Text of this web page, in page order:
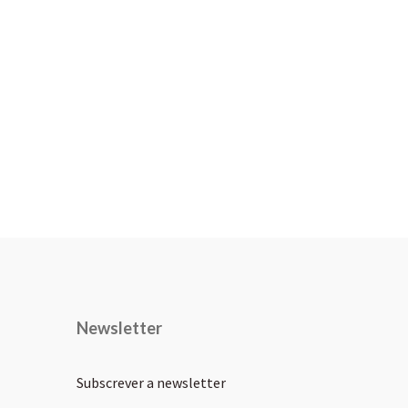
Newsletter
Subscrever a newsletter